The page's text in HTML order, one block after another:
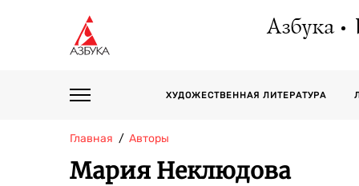
Азбука
ХУДОЖЕСТВЕННАЯ ЛИТЕРАТУРА
Главная Авторы
Мария Неклюдова